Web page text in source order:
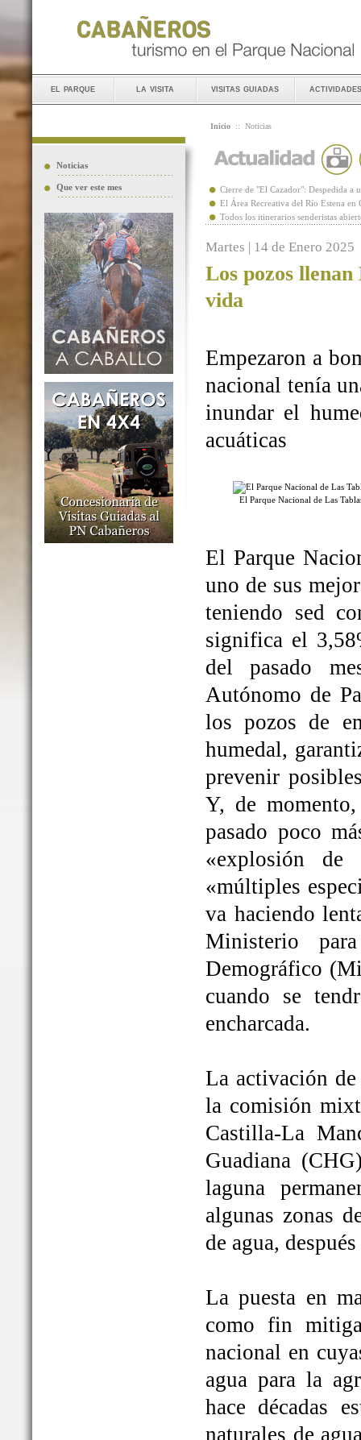
el parque la visita visitas guiadas actividades
Noticias
Que ver este mes
Inicio :: Noticias
Cierre de "El Cazador": Despedida a
El Área Recreativa del Río Estena
Todos los itinerarios senderistas
Martes | 14 de Enero 2025
Los pozos
vida
Empezaron a
nacional tenía
inundar el
acuáticas
El Parque Nacional de Las
El Parque
uno de sus
teniendo sed
significa el
del pasado
Autónomo de
los pozos de
humedal,
prevenir
Y, de
pasado poco
«explosión
«múltiples
va haciendo
Ministerio
Demográfico
cuando se
encharcada.
La activación
la comisión
Castilla-La
Guadiana
laguna
algunas zonas
de agua,
La puesta en
como fin
nacional en
agua para la
hace décadas
naturales de